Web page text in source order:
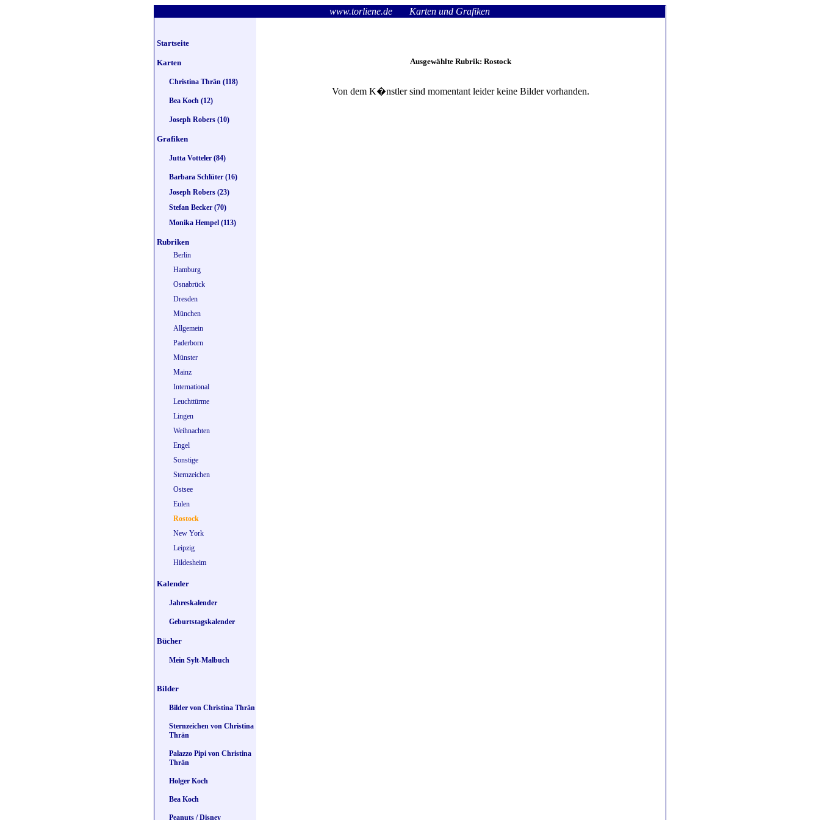
www.torliene.de Karten und Grafiken
Startseite
Karten
Christina Thrän (118)
Bea Koch (12)
Joseph Robers (10)
Grafiken
Jutta Votteler (84)
Barbara Schlüter (16)
Joseph Robers (23)
Stefan Becker (70)
Monika Hempel (113)
Rubriken
Berlin
Hamburg
Osnabrück
Dresden
München
Allgemein
Paderborn
Münster
Mainz
International
Leuchttürme
Lingen
Weihnachten
Engel
Sonstige
Sternzeichen
Ostsee
Eulen
Rostock
New York
Leipzig
Hildesheim
Kalender
Jahreskalender
Geburtstagskalender
Bücher
Mein Sylt-Malbuch
Bilder
Bilder von Christina Thrän
Sternzeichen von Christina
Thrän
Palazzo Pipi von Christina
Thrän
Holger Koch
Bea Koch
Peanuts / Disney
Ausgewählte Rubrik: Rostock
Von dem K�nstlersind momentant leider keine Bilder vorhanden.